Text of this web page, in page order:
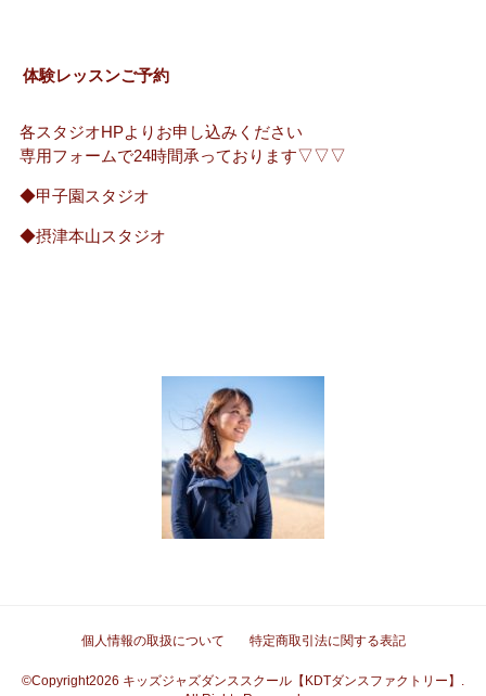
体験レッスンご予約
各スタジオHPよりお申し込みください
専用フォームで24時間承っております▽▽▽
◆甲子園スタジオ
◆摂津本山スタジオ
個人情報の取扱について 特定商取引法に関する表記
©Copyright2026 キッズジャズダンススクール【KDTダンスファクトリー】 .